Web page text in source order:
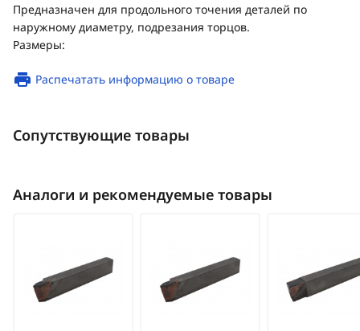
Предназначен для продольного точения деталей по
наружному диаметру, подрезания торцов.
Размеры:
Распечатать информацию о товаре
Сопутствующие товары
Аналоги и рекомендуемые товары